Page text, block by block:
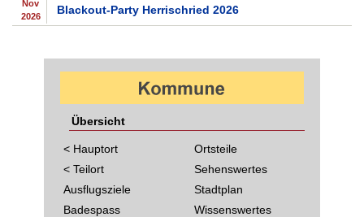
Nov
2026
Blackout-Party Herrischried 2026
Übersicht
< Hauptort
< Teilort
Ausflugsziele
Badespass
Ortsteile
Sehenswertes
Stadtplan
Wissenswertes